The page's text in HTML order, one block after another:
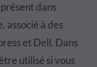
dans
associé à des
et Dell. Dans
utilisé si vous